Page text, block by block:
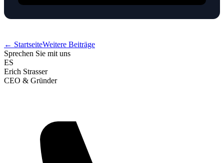
← StartseiteWeitere Beiträge
Sprechen Sie mit uns
ES
Erich Strasser
CEO & Gründer